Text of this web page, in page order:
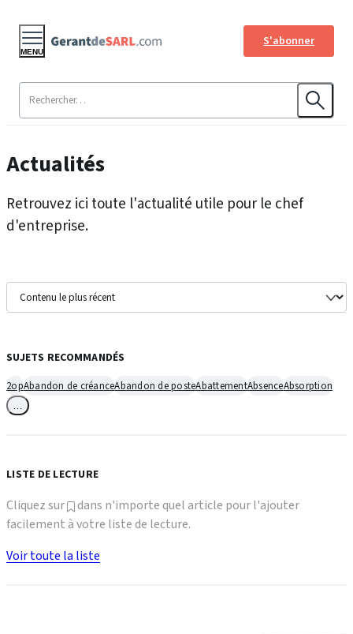
S'abonner
MENU
Actualités
Retrouvez ici toute l'actualité utile pour le chef
d'entreprise.
SUJETS RECOMMANDÉS
2opAbandon de créanceAbandon de posteAbattementAbsenceAbsorption
LISTE DE LECTURE
Cliquez sur
dans n'importe quel article pour l'ajouter
facilement à votre liste de lecture.
Voir toute la liste